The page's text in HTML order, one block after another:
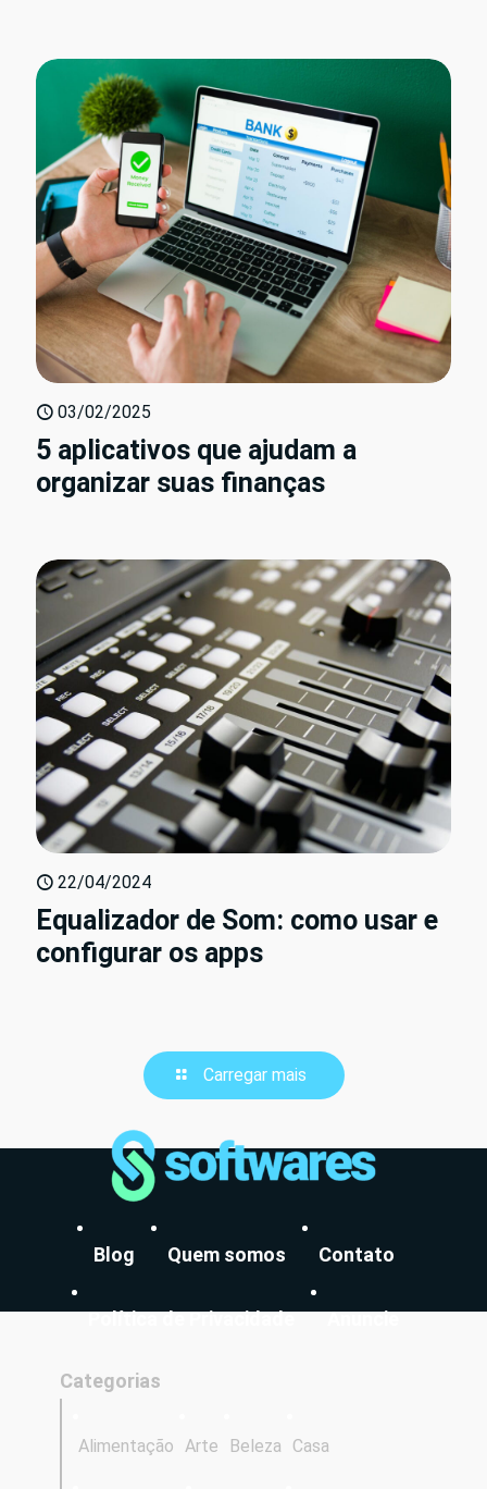
03/02/2025
5 aplicativos que ajudam a
organizar suas finanças
22/04/2024
Equalizador de Som: como usar e
configurar os apps
Carregar mais
Blog Quem somos Contato
Política de Privacidade Anuncie
Categorias
Alimentação Arte Beleza Casa